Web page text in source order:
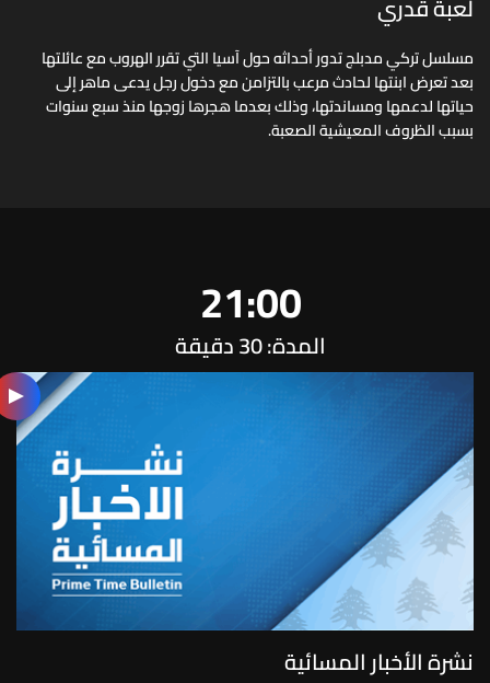
مسلسل تركي مدبلج تدور أحداثه حول آسيا التي تقرر الهروب مع عائلتها
بعد تعرض ابنتها لحادث مرعب بالتزامن مع دخول رجل يدعى ماهر إلى
حياتها لدعمها ومساندتها، وذلك بعدما هجرها زوجها منذ سبع سنوات
بسبب الظروف المعيشية الصعبة.
21:00
المدة: 30 دقيقة
نشرة الأخبار المسائية